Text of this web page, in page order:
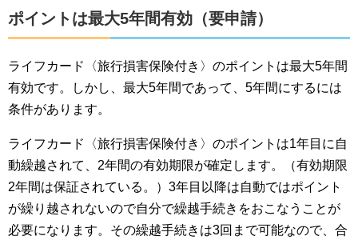
ポイントは最大5年間有効（要申請）
ライフカード〈旅行損害保険付き〉のポイントは最大5年間
有効です。しかし、最大5年間であって、5年間にするには
条件があります。
ライフカード〈旅行損害保険付き〉のポイントは1年目に自
動繰越されて、2年間の有効期限が確定します。（有効期限
2年間は保証されている。）3年目以降は自動ではポイント
が繰り越されないので自分で繰越手続きをおこなうことが
必要になります。その繰越手続きは3回まで可能なので、合